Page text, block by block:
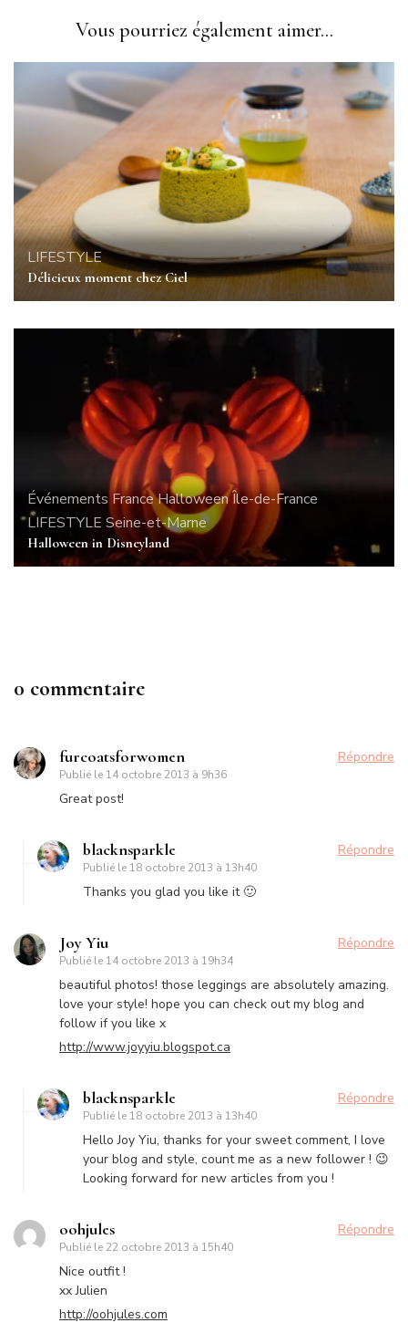
Vous pourriez également aimer...
LIFESTYLE
Délicieux moment chez Ciel
Événements FranceHalloweenÎle-de-France
LIFESTYLE Seine-et-Marne
Halloween in Disneyland
LIFESTYLE
Videdressing Afterwork : Petit retour
0 commentaire
furcoatsforwomen
Publié le 14 octobre 2013 à 9h36
Répondre
Great post!
blacknsparkle
Publié le 18 octobre 2013 à 13h40
Répondre
Thanks you glad you like it 🙂
Joy Yiu
Publié le 14 octobre 2013 à 19h34
Répondre
beautiful photos! those leggings are absolutely amazing.
love your style! hope you can check out my blog and
follow if you like x
http://www.joyyiu.blogspot.ca
blacknsparkle
Publié le 18 octobre 2013 à 13h40
Répondre
Hello Joy Yiu, thanks for your sweet comment, I love
your blog and style, count me as a new follower ! 😉
Looking forward for new articles from you !
oohjules
Publié le 22 octobre 2013 à 15h40
Répondre
Nice outfit !
xx Julien
http://oohjules.com